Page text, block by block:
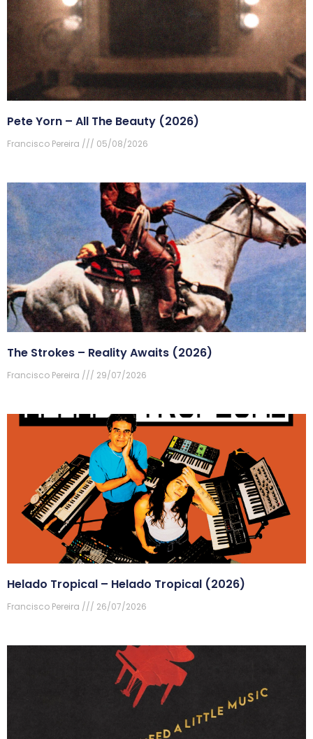
Pete Yorn – All The Beauty (2026)
Francisco Pereira 05/08/2026
The Strokes – Reality Awaits (2026)
Francisco Pereira 29/07/2026
Helado Tropical – Helado Tropical (2026)
Francisco Pereira 26/07/2026